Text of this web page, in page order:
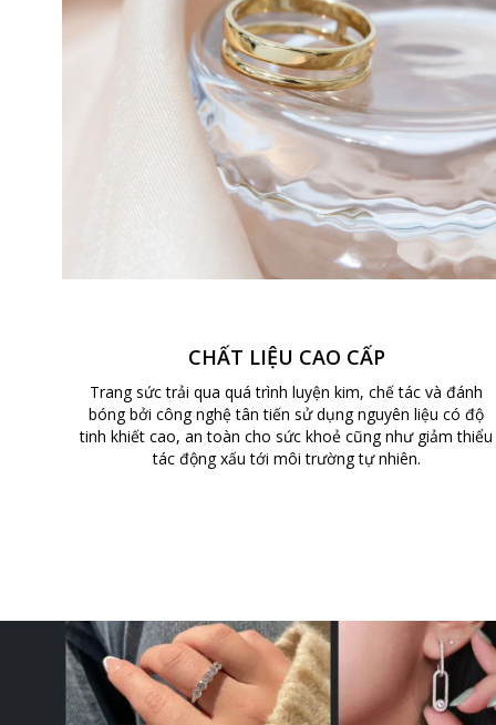
CHẤT LIỆU CAO CẤP
Trang sức trải qua quá trình luyện kim, chế tác và đánh
bóng bởi công nghệ tân tiến sử dụng nguyên liệu có độ
tinh khiết cao, an toàn cho sức khoẻ cũng như giảm thiểu
tác động xấu tới môi trường tự nhiên.